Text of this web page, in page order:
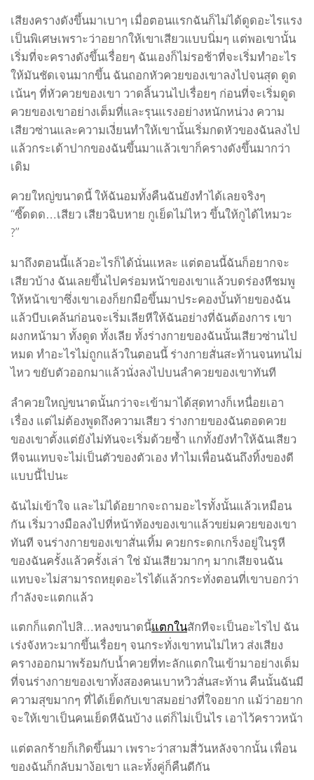
เสียงครางดังขึ้นมาเบาๆ เมื่อตอนแรกฉันก็ไม่ได้ดูดอะไรแรง
เป็นพิเศษเพราะว่าอยากให้เขาเสียวแบบนิ่มๆ แต่พอเขานั้น
เริ่มที่จะครางดังขึ้นเรื่อยๆ ฉันเองก็ไม่รอช้าที่จะเริ่มทำอะไร
ให้มันชัดเจนมากขึ้น ฉันถอกหัวควยของเขาลงไปจนสุด ดูด
เน้นๆ ที่หัวควยของเขา วาดลิ้นวนไปเรื่อยๆ ก่อนที่จะเริ่มดูด
ควยของเขาอย่างเต็มที่และรุนแรงอย่างหนักหน่วง ความ
เสียวซ่านและความเงี่ยนทำให้เขานั้นเริ่มกดหัวของฉันลงไป
แล้วกระเด้าปากของฉันขึ้นมาแล้วเขาก็ครางดังขึ้นมากว่า
เดิม
ควยใหญ่ขนาดนี้ ให้ฉันอมทั้งคืนฉันยังทำได้เลยจริงๆ
“ซี๊ดดด…เสียว เสียวฉิบหาย กูเย็ดไม่ไหว ขึ้นให้กูได้ไหมวะ
?”
มาถึงตอนนี้แล้วอะไรก็ได้นั่นแหละ แต่ตอนนี้ฉันก็อยากจะ
เสียวบ้าง ฉันเลยขึ้นไปคร่อมหน้าของเขาแล้วบดร่องหีชมพู
ให้หน้าเขาซึ่งเขาเองก็ยกมือขึ้นมาประคองบั้นท้ายของฉัน
แล้วบีบเคล้นก่อนจะเริ่มเลียหีให้ฉันอย่างที่ฉันต้องการ เขา
ผงกหน้ามา ทั้งดูด ทั้งเลีย ทั้งร่างกายของฉันนั้นเสียวซ่านไป
หมด ทำอะไรไม่ถูกแล้วในตอนนี้ ร่างกายสั่นสะท้านจนทนไม่
ไหว ขยับตัวออกมาแล้วนั่งลงไปบนลำควยของเขาทันที
ลำควยใหญ่ขนาดนั้นกว่าจะเข้ามาได้สุดทางก็เหนื่อยเอา
เรื่อง แต่ไม่ต้องพูดถึงความเสียว ร่างกายของฉันตอดควย
ของเขาตั้งแต่ยังไม่ทันจะเริ่มด้วยซ้ำ แกทั้งยังทำให้ฉันเสียว
หีจนแทบจะไม่เป็นตัวของตัวเอง ทำไมเพื่อนฉันถึงทิ้งของดี
แบบนี้ไปนะ
ฉันไม่เข้าใจ และไม่ได้อยากจะถามอะไรทั้งนั้นแล้วเหมือน
กัน เริ่มวางมือลงไปที่หน้าท้องของเขาแล้วขย่มควยของเขา
ทันที จนร่างกายของเขาสั่นเทิ้ม ควยกระดกเกร็งอยู่ในรูหี
ของฉันครั้งแล้วครั้งเล่า ใช่ มันเสียวมากๆ มากเสียจนฉัน
แทบจะไม่สามารถหยุดอะไรได้แล้วกระทั่งตอนที่เขาบอกว่า
กำลังจะแตกแล้ว
แตกก็แตกไปสิ…หลงขนาดนี้แตกในสักทีจะเป็นอะไรไป ฉัน
เร่งจังหวะมากขึ้นเรื่อยๆ จนกระทั่งเขาทนไม่ไหว ส่งเสียง
ครางออกมาพร้อมกับน้ำควยที่ทะลักแตกในเข้ามาอย่างเต็ม
ที่จนร่างกายของเขาทั้งสองคนเบาหวิวสั่นสะท้าน คืนนั้นฉันมี
ความสุขมากๆ ที่ได้เย็ดกับเขาสมอย่างที่ใจอยาก แม้ว่าอยาก
จะให้เขาเป็นคนเย็ดหีฉันบ้าง แต่ก็ไม่เป็นไร เอาไว้คราวหน้า
แต่ตลกร้ายก็เกิดขึ้นมา เพราะว่าสามสี่วันหลังจากนั้น เพื่อน
ของฉันก็กลับมาง้อเขา และทั้งคู่ก็คืนดีกัน